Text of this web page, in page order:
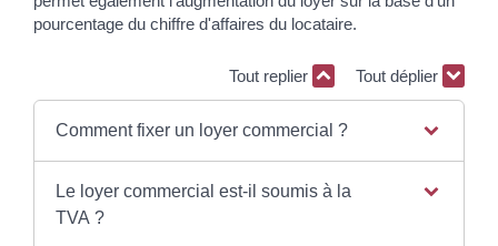
pourcentage du chiffre d'affaires du locataire.
Tout replier Tout déplier
Comment fixer un loyer commercial ?
Le loyer commercial est-il soumis à la
TVA ?